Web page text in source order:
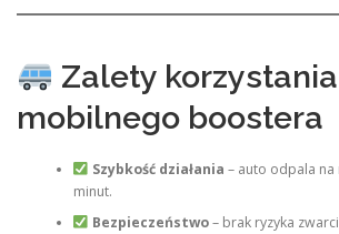
Zalety
mobilnego boostera
Szybkość działania – auto odpala na
minut.
Bezpieczeństwo– brak ryzyka